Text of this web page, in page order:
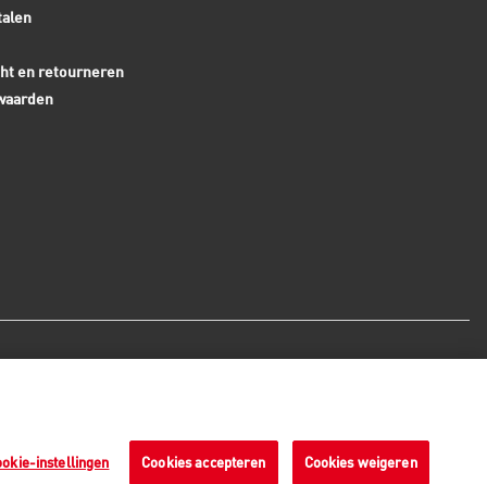
en retourneren
instellingen Cookies weigeren
Cookies accepteren